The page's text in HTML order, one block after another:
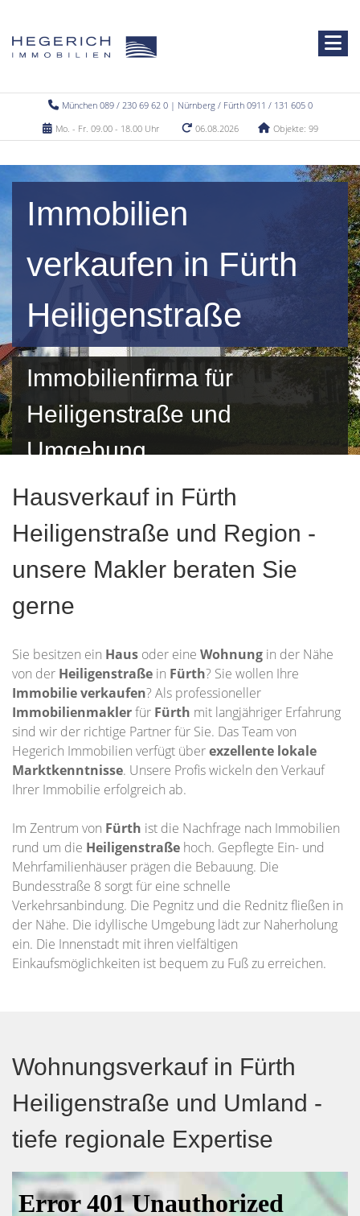
München 089 / 230 69 62 0 | Nürnberg / Fürth 0911 / 131 605 0
Mo. - Fr. 09.00 - 18.00 Uhr
06.08.2026 Objekte: 99
Immobilien
verkaufen in Fürth
Heiligenstraße
Immobilienfirma für
Heiligenstraße und
Umgebung
Hausverkauf in Fürth
Heiligenstraße und Region -
unsere Makler beraten Sie
gerne
Sie besitzen ein Haus oder eine Wohnung in der Nähe
von der Heiligenstraße in Fürth? Sie wollen Ihre
Immobilieverkaufen? Als professioneller
Immobilienmaklerfür Fürth mit langjähriger Erfahrung
sind wir der richtige Partner für Sie. Das Team von
Hegerich Immobilien verfügt überexzellente lokale
Marktkenntnisse. Unsere Profis wickeln den Verkauf
Ihrer Immobilie erfolgreich ab.
Im Zentrum von Fürth ist die Nachfrage nach Immobilien
rund um die Heiligenstraße hoch. Gepflegte Ein- und
Mehrfamilienhäuser prägen die Bebauung. Die
Bundesstraße 8 sorgt für eine schnelle
Verkehrsanbindung. Die Pegnitz und die Rednitz fließen in
der Nähe. Die idyllische Umgebung lädt zur Naherholung
ein. Die Innenstadt mit ihren vielfältigen
Einkaufsmöglichkeiten ist bequem zu Fuß zu erreichen.
Wohnungsverkauf in Fürth
Heiligenstraße und Umland -
tiefe regionale Expertise